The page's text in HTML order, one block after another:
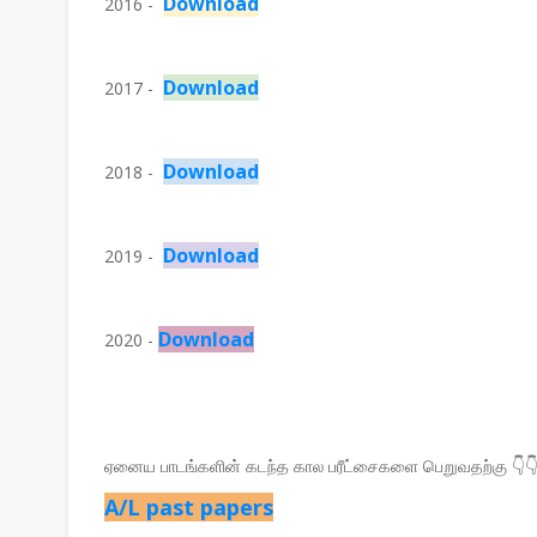
2017 - Download
2018 - Download
2019 - Download
2020 - Download
ஏனைய பாடங்களின் கடந்த கால பரீட்சைகளை பெறுவதற்கு 👇👇
A/L past papers